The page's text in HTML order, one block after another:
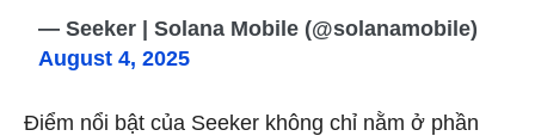
— Seeker | Solana Mobile (@solanamobile)
August 4, 2025
Điểm nổi bật của Seeker không chỉ nằm ở phần